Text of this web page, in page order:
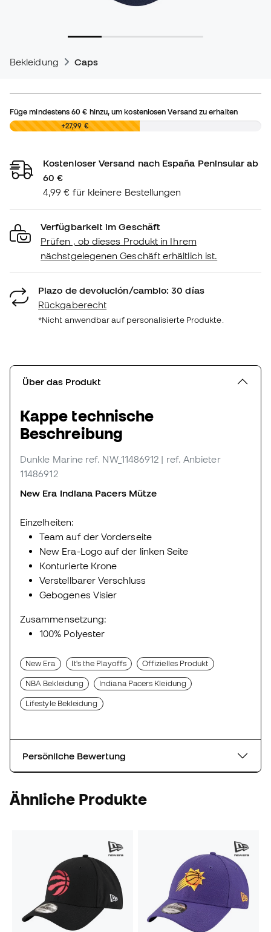
Bekleidung Caps
Füge mindestens60 € hinzu, um kostenlosen Versand zu erhalten
0,00 € +27,99 €
Kostenloser Versand nach España Peninsular ab
60 €
4,99 € für kleinere Bestellungen
Verfügbarkeit im Geschäft
Prüfen , ob dieses Produkt in Ihrem
nächstgelegenen Geschäft erhältlich ist.
Plazo de devolución/cambio: 30 días
Rückgaberecht
*Nicht anwendbar auf personalisierte Produkte.
Über das Produkt
Kappe technische
Beschreibung
Dunkle Marine ref. NW_11486912 | ref. Anbieter
11486912
New Era Indiana Pacers Mütze
Einzelheiten:
Team auf der Vorderseite
New Era-Logo auf der linken Seite
Konturierte Krone
Verstellbarer Verschluss
Gebogenes Visier
Zusammensetzung:
100% Polyester
New Era It's the Playoffs Offizielles Produkt
NBA Bekleidung Indiana Pacers Kleidung
Lifestyle Bekleidung
Persönliche Bewertung
Ähnliche Produkte